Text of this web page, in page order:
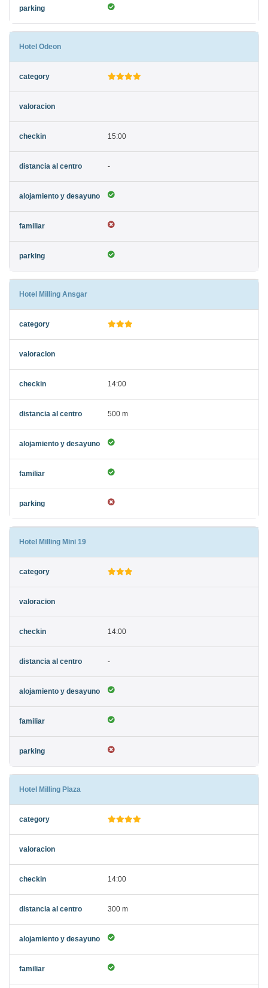
Hotel Odeon
15:00
-
Hotel Milling Ansgar
14:00
500 m
Hotel Milling Mini 19
14:00
-
Hotel Milling Plaza
14:00
300 m